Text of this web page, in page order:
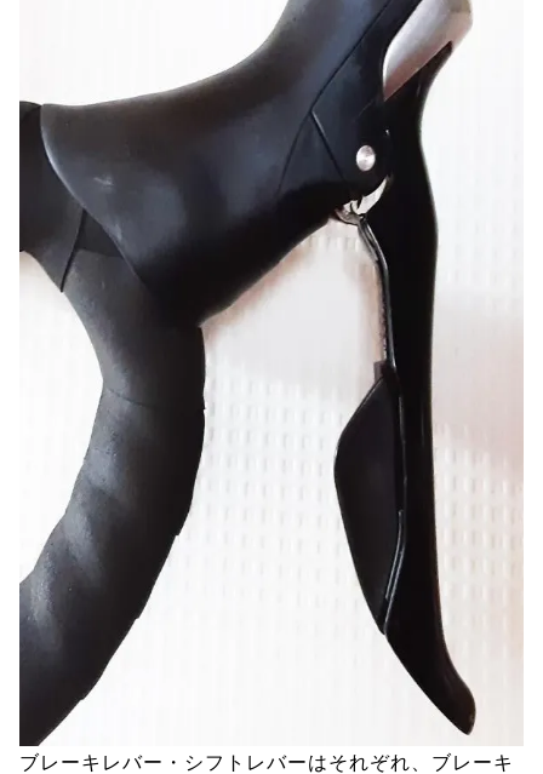
ブレーキレバー・シフトレバーはそれぞれ、ブレーキ